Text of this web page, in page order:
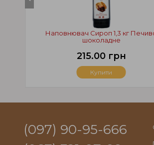
Наповнювач Сироп 1,3 кг
шоколадне
215.00 грн
Купити
(097) 90-95-666